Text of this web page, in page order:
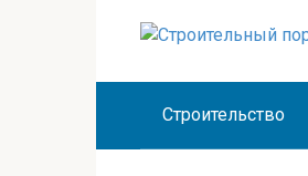
Строительство